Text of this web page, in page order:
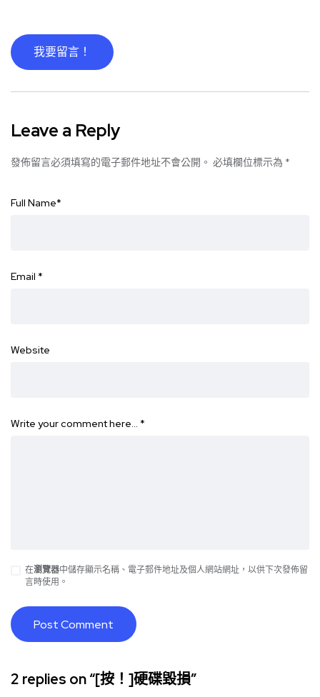
我要留言！
Leave a Reply
發佈留言必須填寫的電子郵件地址不會公開。 必填欄位標示為 *
Full Name*
Email *
Website
Write your comment here… *
在瀏覽器中儲存顯示名稱、電子郵件地址及個人網站網址，以供下次發佈留
言時使用。
2 replies on “[按！]硬碟毀損”